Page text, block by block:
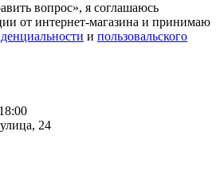
вопрос», я соглашаюсь
от интернет-магазина и принимаю
и пользовальского
24